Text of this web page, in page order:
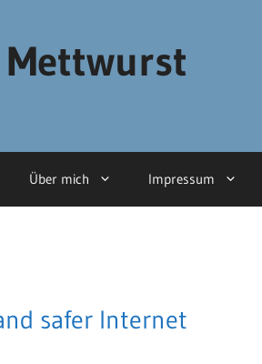
Über mich Impressum
safer Internet